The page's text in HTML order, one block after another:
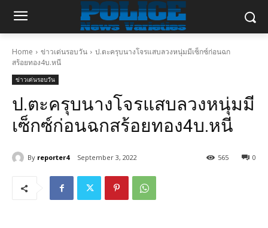
Home ข่าวเด่นรอบวัน
ป.ตะครุบนางโจรแสบลวงหนุ่มมีเซ็กซ์ก่อนฉก
สร้อยทอง4บ.หนี
ข่าวเด่นรอบวัน
ป.ตะครุบนางโจรแสบลวงหนุ่มมี
เซ็กซ์ก่อนฉกสร้อยทอง4บ.หนี
By reporter4 September 3, 2022 0
565